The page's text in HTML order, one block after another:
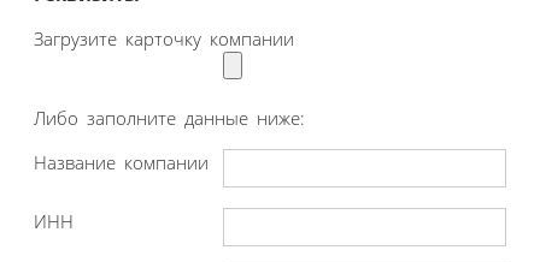
Загрузите карточку компании
Либо заполните данные ниже:
Название компании
ИНН